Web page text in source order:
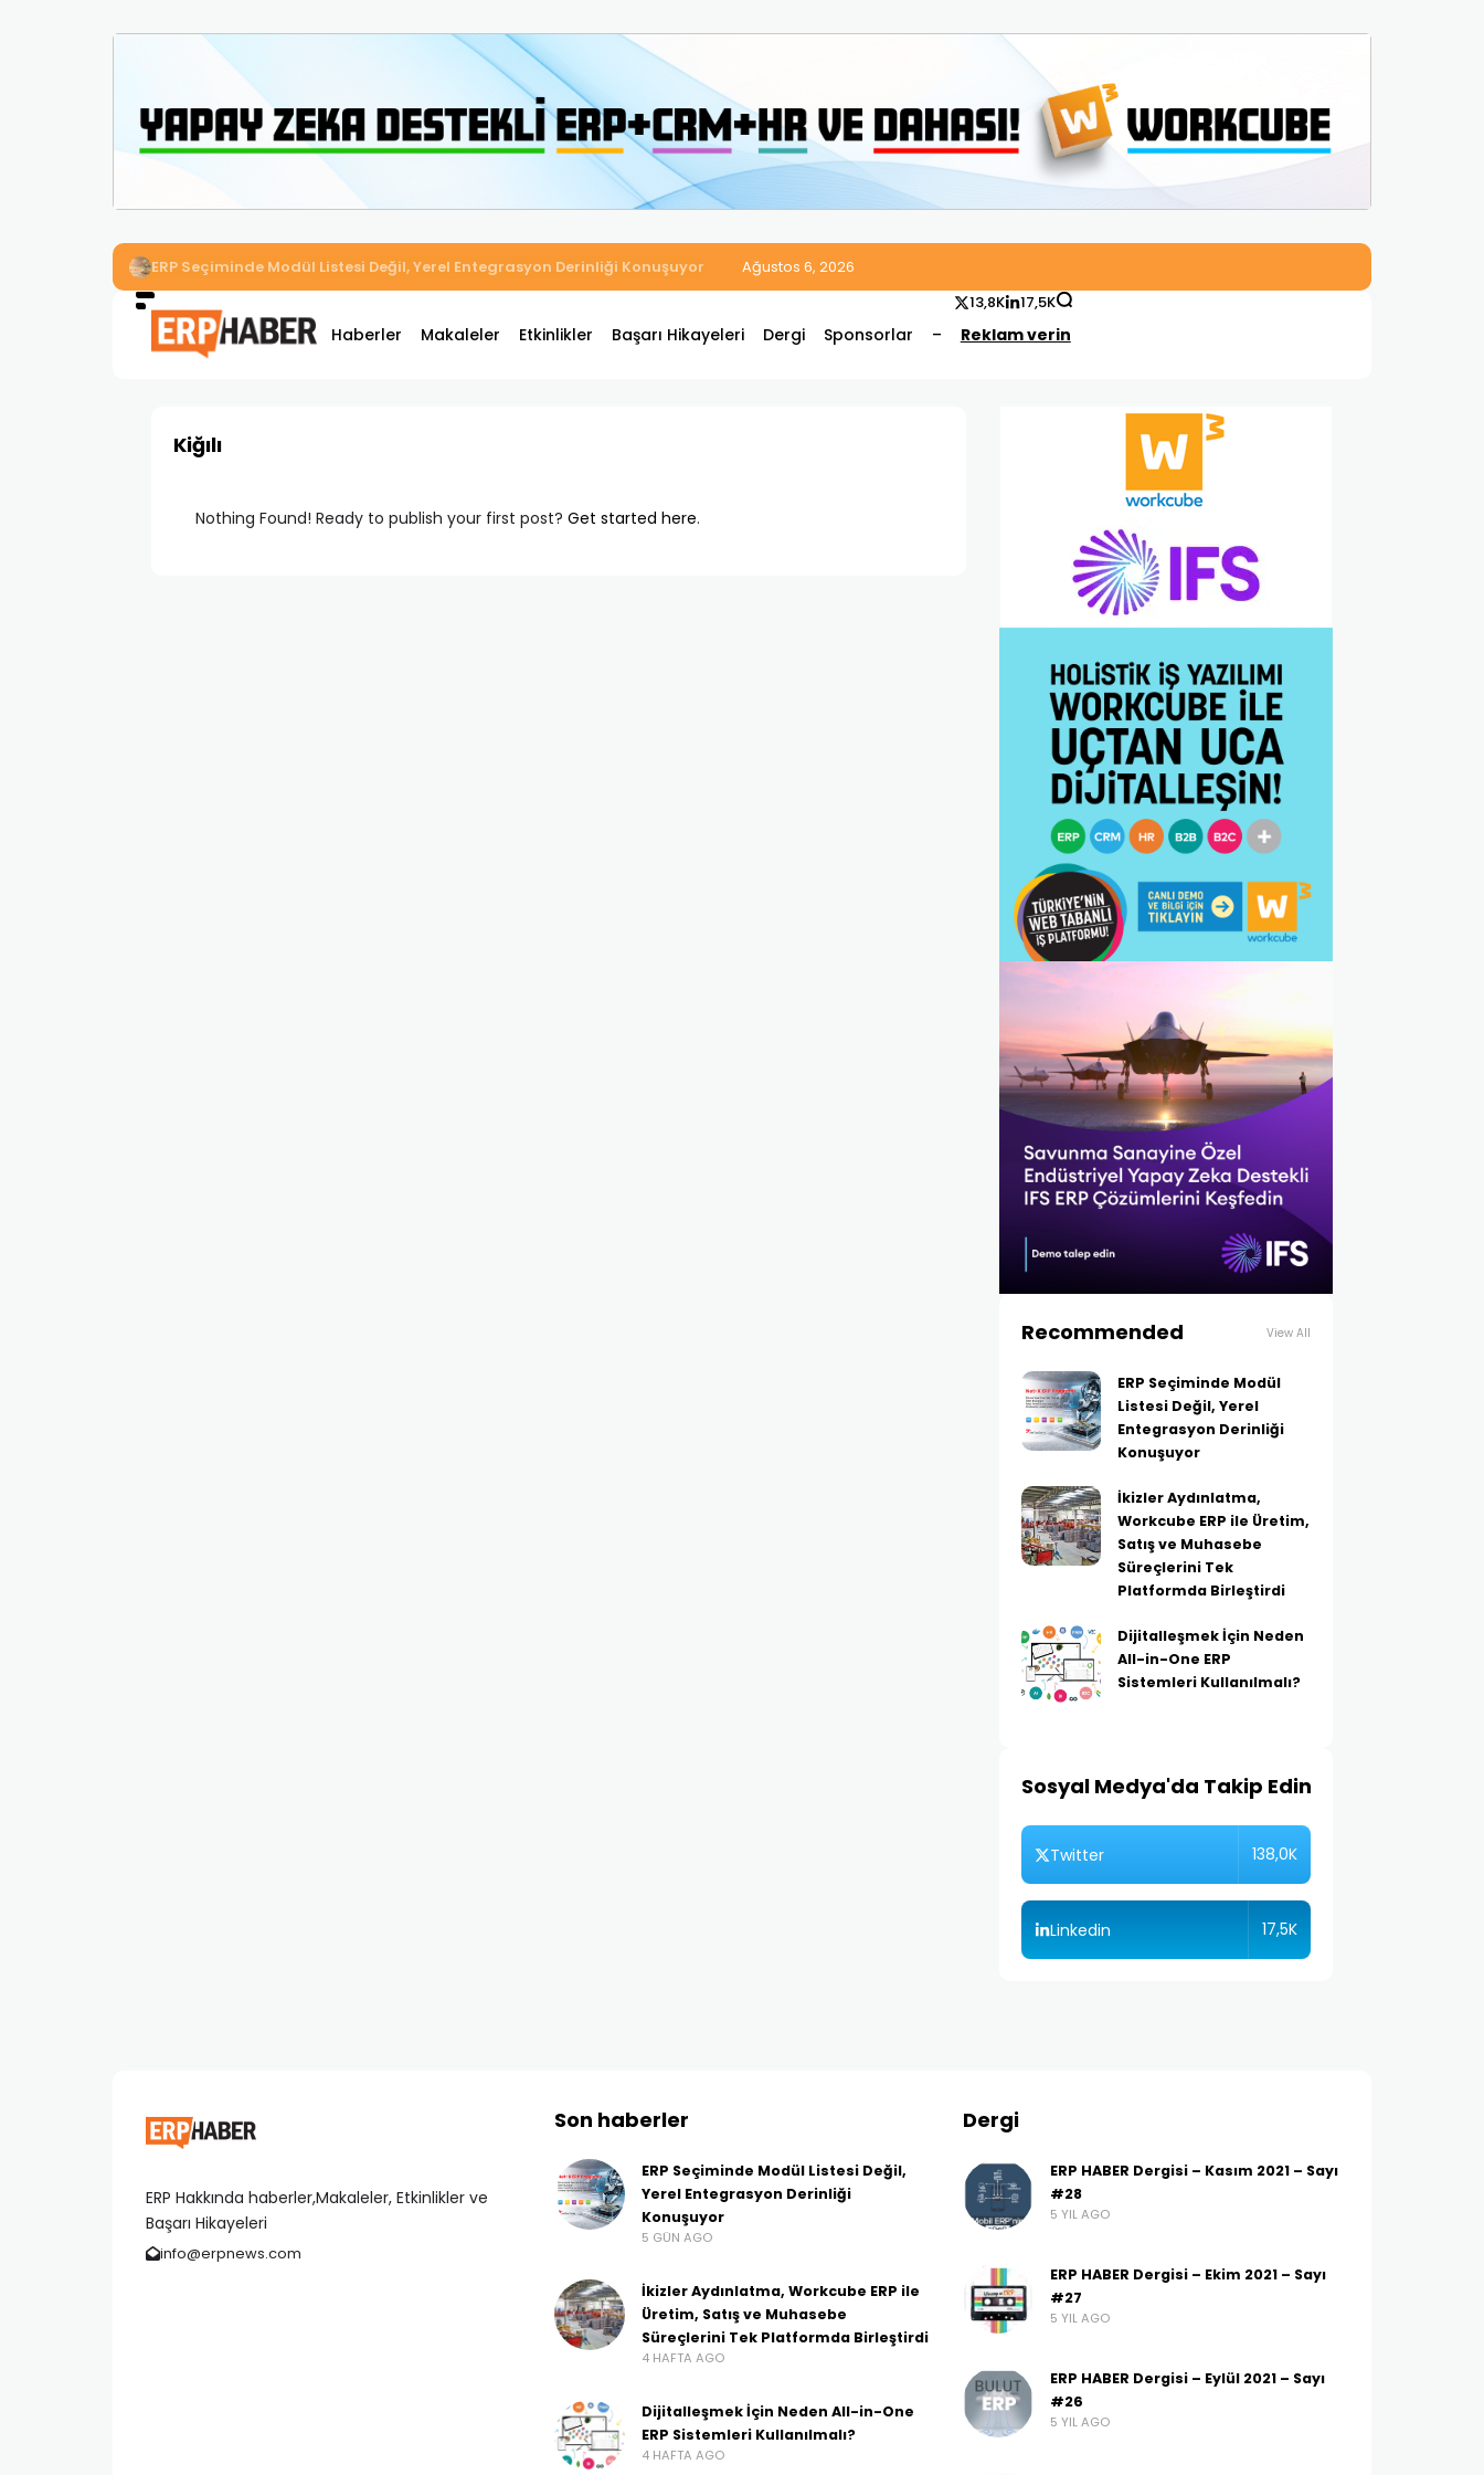
İkizler Aydınlatma, Workcube ERP ile Üretim, Satış ve Muhasebe Süreçlerini Tek Platformda Birleştirdi
Ağustos 6, 2026
Haberler Makaleler Etkinlikler Başarı Hikayeleri Dergi Sponsorlar – Reklam verin
13,8K 17,5K
Kiğılı
Nothing Found! Ready to publish your first post? Get started here.
Recommended View All
ERP Seçiminde Modül
Listesi Değil, Yerel
Entegrasyon Derinliği
Konuşuyor
İkizler Aydınlatma,
Workcube ERP ile Üretim,
Satış ve Muhasebe
Süreçlerini Tek
Platformda Birleştirdi
Dijitalleşmek İçin Neden
All-in-One ERP
Sistemleri Kullanılmalı?
Sosyal Medya'da Takip Edin
Twitter 138,0K
Linkedin 17,5K
ERP Hakkında haberler,Makaleler, Etkinlikler ve
Başarı Hikayeleri
info@erpnews.com
Son haberler
ERP Seçiminde Modül Listesi Değil,
Yerel Entegrasyon Derinliği
Konuşuyor
5 GÜN AGO
İkizler Aydınlatma, Workcube ERP ile
Üretim, Satış ve Muhasebe
Süreçlerini Tek Platformda Birleştirdi
4 HAFTA AGO
Dijitalleşmek İçin Neden All-in-One
ERP Sistemleri Kullanılmalı?
4 HAFTA AGO
Dergi
ERP HABER Dergisi – Kasım 2021 – Sayı
#28
5 YIL AGO
ERP HABER Dergisi – Ekim 2021 – Sayı
#27
5 YIL AGO
ERP HABER Dergisi – Eylül 2021 – Sayı
#26
5 YIL AGO